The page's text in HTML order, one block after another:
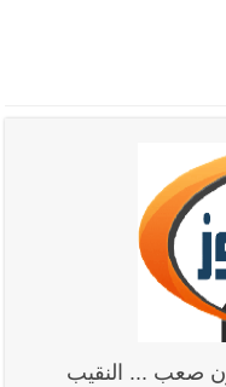
تعقدان الاجتماع
السيد محمد زيدان:
التراثية للمدينة
صعب ... النقيب